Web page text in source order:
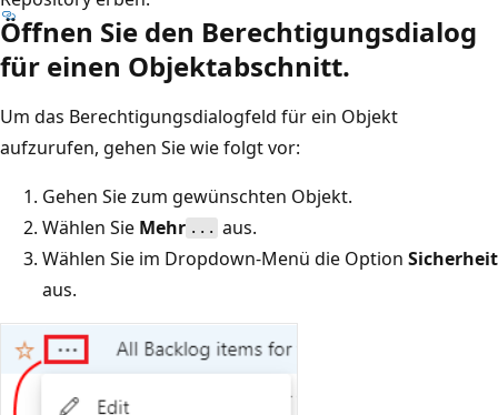
Öffnen Sie den Berechtigungsdialog
für einen Objektabschnitt.
Um das Berechtigungsdialogfeld für ein Objekt
aufzurufen, gehen Sie wie folgt vor:
Gehen Sie zum gewünschten Objekt.
Wählen Sie Mehr ... aus.
Wählen Sie im Dropdown-Menü die Option Sicherheit
aus.